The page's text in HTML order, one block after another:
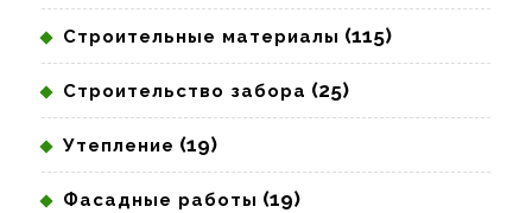
Строительные материалы (115)
Строительство забора (25)
Утепление (19)
Фасадные работы (19)